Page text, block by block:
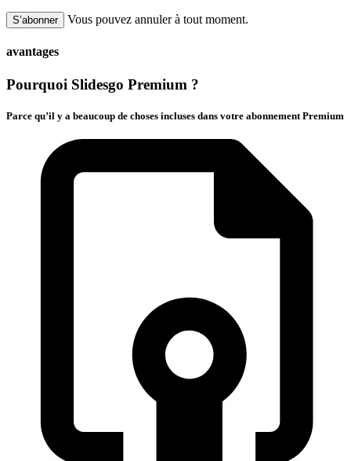
S’abonner Vous pouvez annuler à tout moment.
avantages
Pourquoi Slidesgo Premium ?
Parce qu’il y a beaucoup de choses incluses dans votre abonnement Premium